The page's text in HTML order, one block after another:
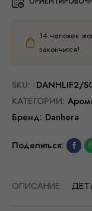
14 человек
закончится!
SKU: DANHLIF2/
КАТЕГОРИИ:
Бренд: Danhera
Поделиться:
ОПИСАНИЕ